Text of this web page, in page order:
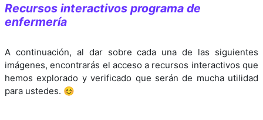
Recursos interactivos programa de
enfermería
A continuación, al dar sobre cada una de las siguientes
imágenes, encontrarás el acceso a recursos interactivos que
hemos explorado y verificado que serán de mucha utilidad
para ustedes. 😊